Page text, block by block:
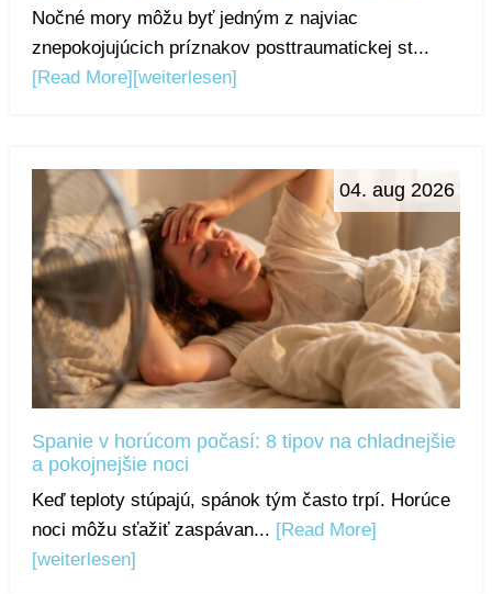
Nočné mory môžu byť jedným z najviac
znepokojujúcich príznakov posttraumatickej st...
[Read More][weiterlesen]
04. aug 2026
Spanie v horúcom počasí: 8 tipov na chladnejšie
a pokojnejšie noci
Keď teploty stúpajú, spánok tým často trpí. Horúce
noci môžu sťažiť zaspávan... [Read More]
[weiterlesen]